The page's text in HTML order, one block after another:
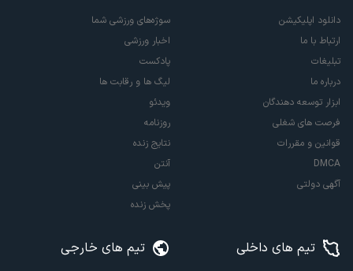
دانلود اپلیکیشن
ارتباط با ما
تبلیغات
درباره ما
ابزار توسعه دهندگان
فرصت های شغلی
قوانین و مقررات
DMCA
آگهی دولتی
سوژه‌های ورزشی شما
اخبار ورزشی
پادکست
لیگ ها و رقابت ها
ویدئو
روزنامه
نتایج زنده
آنتن
پیش بینی
پخش زنده
تیم های داخلی تیم های خارجی